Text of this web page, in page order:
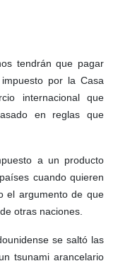
tendrán que pagar
por la Casa
internacional que
en reglas que
a un producto
cuando quieren
el argumento de que
otras naciones.
se saltó las
tsunami arancelario